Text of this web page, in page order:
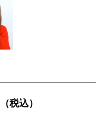
（税込）